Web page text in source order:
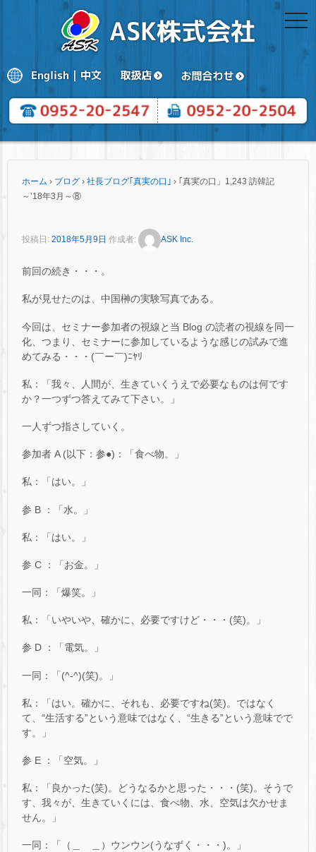
ホーム › ブログ › 社長ブログ｢真実の口｣ › ｢真実の口」1,243 訪韓記
～’18年3月～⑧
投稿日: 2018年5月9日 作成者: ASK Inc.
前回の続き・・・。
私が見せたのは、中国榊の実験写真である。
今回は、セミナー参加者の視線と当 Blog の読者の視線を同一
化、つまり、セミナーに参加しているような感じの試みで進
めてみる・・・(￣ー￣)ﾆﾔﾘ
私：「我々、人間が、生きていくうえで必要なものは何です
か？一つずつ答えてみて下さい。」
一人ずつ指さしていく。
参加者 A (以下：参●)：「食べ物。」
私：「はい。」
参 B ：「水。」
私：「はい。」
参 C ：「お金。」
一同：「爆笑。」
私：「いやいや、確かに、必要ですけど・・・(笑)。」
参 D ：「電気。」
一同：「(^-^)(笑)。」
私：「はい。確かに、それも、必要ですね(笑)。ではなく
て、“生活する”という意味ではなく、“生きる”という意味でで
す。」
参 E ：「空気。」
私：「良かった(笑)。どうなるかと思った・・・(笑)。そうで
す、我々が、生きていくには、食べ物、水、空気は欠かせま
せん。」
一同：「（＿ ＿）ウンウン(うなずく・・・)。」